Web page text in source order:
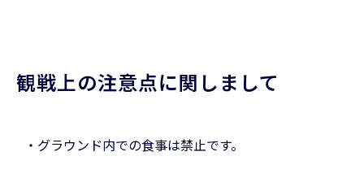
観戦上の注意点に関しまして
・グラウンド内での食事は禁止です。